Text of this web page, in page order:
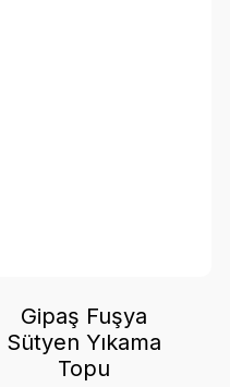
Gipaş Fuşya
Sütyen Yıkama
Topu